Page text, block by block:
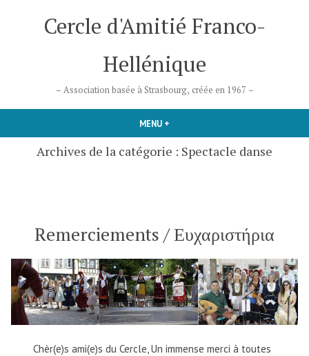
Cercle d'Amitié Franco-
Hellénique
– Association basée à Strasbourg, créée en 1967 –
MENU +
Archives de la catégorie : Spectacle danse
Remerciements / Ευχαριστήρια
Chèr(e)s ami(e)s du Cercle, Un immense merci à toutes